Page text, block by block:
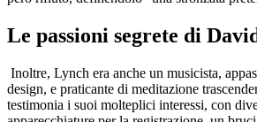
Le passioni segrete di
Inoltre, Lynch era anche un musicista,
design, e praticante di meditazione
testimonia i suoi molteplici interessi, con